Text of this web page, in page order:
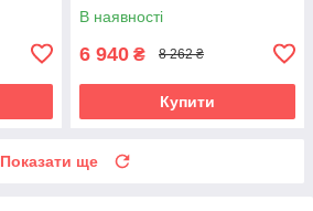
В наявності
6 940 ₴ 8 262 ₴
Купити
Показати ще